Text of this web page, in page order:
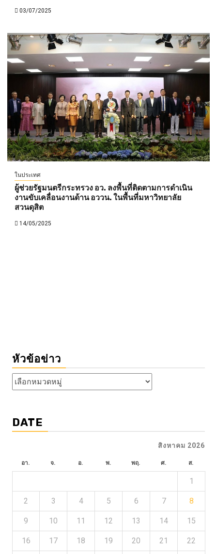
03/07/2025
ในประเทศ
ผู้ช่วยรัฐมนตรีกระทรวง อว. ลงพื้นที่ติดตามการดำเนิน
งานขับเคลื่อนงานด้าน อววน. ในพื้นที่มหาวิทยาลัย
สวนดุสิต
14/05/2025
หัวข้อข่าว
หัวข้อ
ข่าว
DATE
สิงหาคม 2026
อา. จ. อ. พ. พฤ. ศ. ส.
1
2 3 4 5 6 7 8
9 10 11 12 13 14 15
16 17 18 19 20 21 22